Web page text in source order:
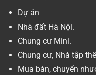
Dự án
Nhà đất Hà Nội.
Chung cư Mini.
Chung cư, Nhà tập thể
Mua bán, chuyển